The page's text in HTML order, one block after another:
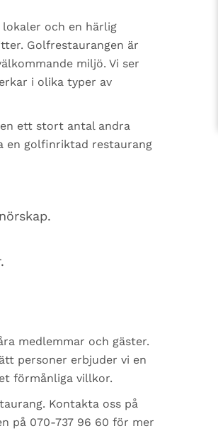
och en härlig
Golfrestaurangen är
miljö. Vi ser
i olika typer av
ett stort antal andra
en golfinriktad restaurang
medlemmar och gäster.
personer erbjuder vi en
förmånliga villkor.
Kontakta oss på
på 070-737 96 60 för mer